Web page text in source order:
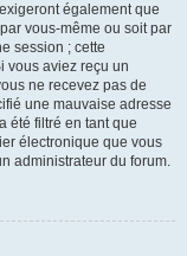
également que
vous-même ou soit par
session ; cette
vous aviez reçu un
ne recevez pas de
une mauvaise adresse
été filtré en tant que
électronique que vous
administrateur du forum.